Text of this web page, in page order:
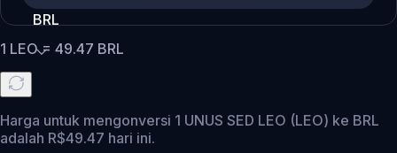
BRL
1 LEO= 49.47 BRL
Harga untuk mengonversi 1 UNUS SED LEO (LEO) ke BRL
adalah R$49.47 hari ini.